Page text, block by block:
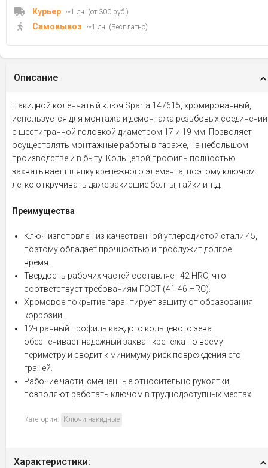
Курьер ~1 дн. (от 300 руб.)
Самовывоз ~1 дн. (Бесплатно)
Описание
Накидной коленчатый ключ Sparta 147615, хромированный,
используется для монтажа и демонтажа резьбовых соединений
с шестигранной головкой диаметром 17 и 19 мм. Позволяет
осуществлять монтажные работы в гараже, на небольшом
производстве и в быту. Кольцевой профиль полностью
захватывает шляпку крепежного элемента, поэтому ключом
легко откручивать даже закисшие болты, гайки и т.д.
Преимущества
Ключ изготовлен из качественной углеродистой стали 45,
поэтому обладает прочностью и прослужит долгое
время.
Твердость рабочих частей составляет 42 HRC, что
соответствует требованиям ГОСТ (41-46 HRC).
Хромовое покрытие гарантирует защиту от образования
коррозии.
12-гранный профиль каждого кольцевого зева
обеспечивает надежный захват крепежа по всему
периметру и сводит к минимуму риск повреждения его
граней.
Рабочие части, смещенные относительно рукоятки,
позволяют работать ключом в труднодоступных местах.
Категория: Ключи накидные
Характеристики: